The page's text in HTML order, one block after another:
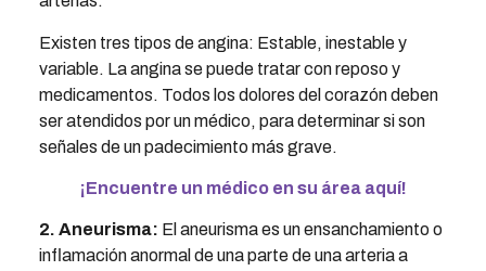
Existen tres tipos de angina: Estable, inestable y
variable. La angina se puede tratar con reposo y
medicamentos. Todos los dolores del corazón deben
ser atendidos por un médico, para determinar si son
señales de un padecimiento más grave.
¡Encuentre un médico en su área aquí!
2. Aneurisma: El aneurisma es un ensanchamiento o
inflamación anormal de una parte de una arteria a